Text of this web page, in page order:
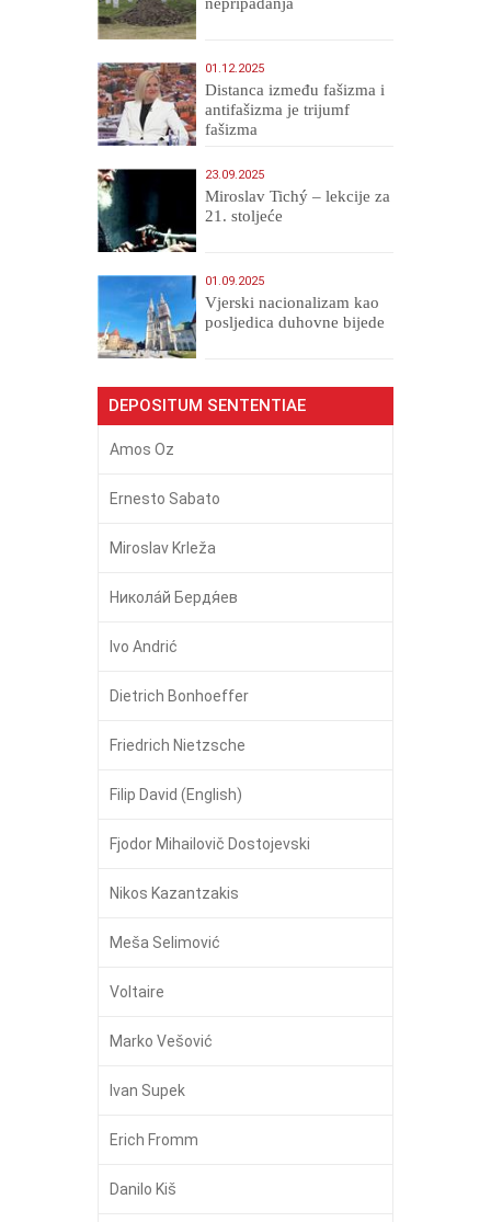
01.12.2025
Distanca između fašizma i
antifašizma je trijumf
fašizma
23.09.2025
Miroslav Tichý – lekcije za
21. stoljeće
01.09.2025
​Vjerski nacionalizam kao
posljedica duhovne bijede
DEPOSITUM SENTENTIAE
Amos Oz
Ernesto Sabato
Miroslav Krleža
Никола́й Бердя́ев
Ivo Andrić
Dietrich Bonhoeffer
Friedrich Nietzsche
Filip David (English)
Fjodor Mihailovič Dostojevski
Nikos Kazantzakis
Meša Selimović
Voltaire
Marko Vešović
Ivan Supek
Erich Fromm
Danilo Kiš